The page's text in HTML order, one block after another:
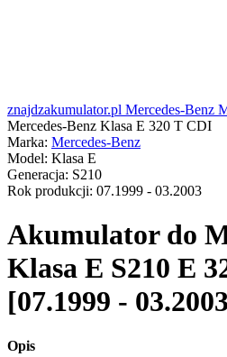
znajdzakumulator.pl Mercedes-Benz
Mercedes-Benz Klasa E 320 T CDI
Marka: Mercedes-Benz
Model: Klasa E
Generacja: S210
Rok produkcji: 07.1999 - 03.2003
Akumulator do
Klasa E S210 E
[07.1999 -
Opis